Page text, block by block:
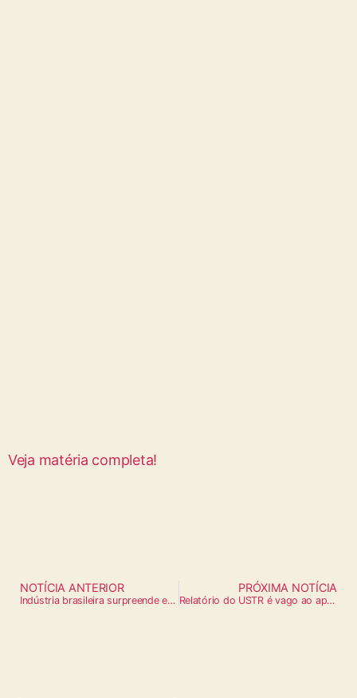
Veja matéria completa!
NOTÍCIA ANTERIOR
Indústria brasileira surpreende e cresce 0,7% em abril, 4º mês seguido de alta
PRÓXIMA NOTÍCIA
Relatório do USTR é vago ao apontar falhas do Brasil no combate ao trabalho forçado